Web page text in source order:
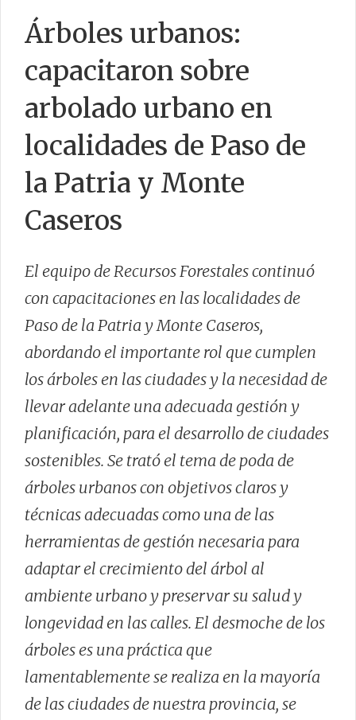
ÁREAS / DPTOS.
UBICACIÓN Y CONTACTO
INDICE DE INCENDIOS FORESTALES
SITIOS DE INTERÉS
GUIAS
Árboles urbanos:
capacitaron sobre
arbolado urbano en
localidades de Paso de
la Patria y Monte
Caseros
El equipo de Recursos Forestales continuó
con capacitaciones en las localidades de
Paso de la Patria y Monte Caseros,
abordando el importante rol que cumplen
los árboles en las ciudades y la necesidad de
llevar adelante una adecuada gestión y
planificación, para el desarrollo de ciudades
sostenibles. Se trató el tema de poda de
árboles urbanos con objetivos claros y
técnicas adecuadas como una de las
herramientas de gestión necesaria para
adaptar el crecimiento del árbol al
ambiente urbano y preservar su salud y
longevidad en las calles. El desmoche de los
árboles es una práctica que
lamentablemente se realiza en la mayoría
de las ciudades de nuestra provincia, se